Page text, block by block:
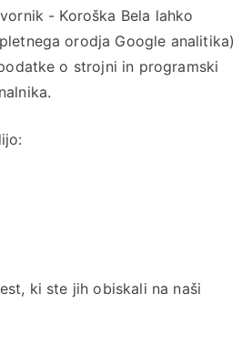
- Koroška Bela lahko
orodja Google analitika)
o strojni in programski
ki ste jih obiskali na naši